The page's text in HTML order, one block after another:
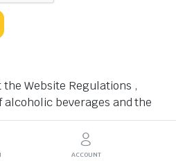
ACCOUNT
Website Regulations ,
beverages and the
Register Now